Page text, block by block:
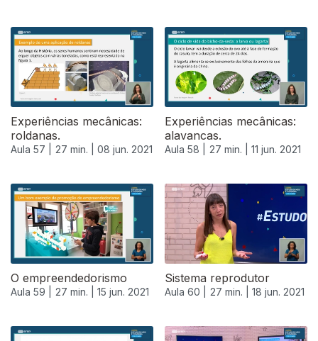
Experiências mecânicas:
roldanas.
Aula 57 | 27 min. | 08 jun. 2021
Experiências mecânicas:
alavancas.
Aula 58 | 27 min. | 11 jun. 2021
O empreendedorismo
Aula 59 | 27 min. | 15 jun. 2021
Sistema reprodutor
Aula 60 | 27 min. | 18 jun. 2021
551934